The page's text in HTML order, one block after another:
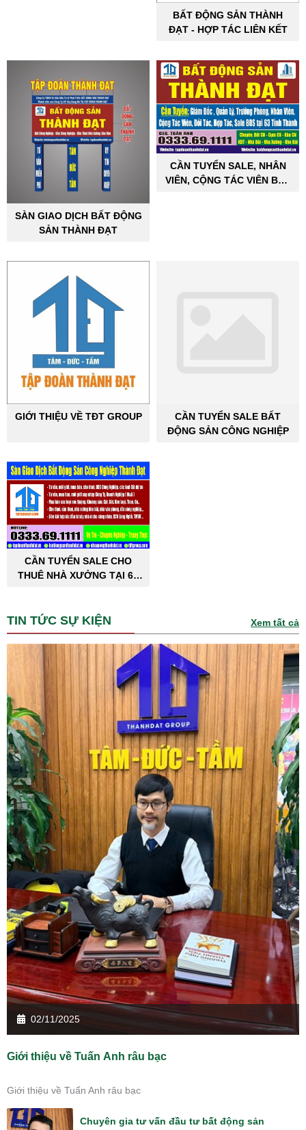
BẤT ĐỘNG SẢN THÀNH
ĐẠT - HỢP TÁC LIÊN KẾT
SÀN GIAO DỊCH BẤT ĐỘNG
SẢN THÀNH ĐẠT
CẦN TUYỂN SALE, NHÂN
VIÊN, CỘNG TÁC VIÊN BẤT
GIỚI THIỆU VỀ TĐT GROUP
CẦN TUYỂN SALE BẤT
ĐỘNG SẢN CÔNG NGHIỆP
CẦN TUYỂN SALE CHO
THUÊ NHÀ XƯỞNG TẠI 63
TIN TỨC SỰ KIỆN Xem tất cả
02/11/2025
Giới thiệu về Tuấn Anh râu bạc
Giới thiệu về Tuấn Anh râu bạc
Chuyên gia tư vấn đầu tư bất động sản